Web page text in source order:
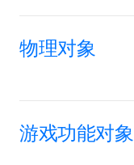
物理对象
游戏功能对象